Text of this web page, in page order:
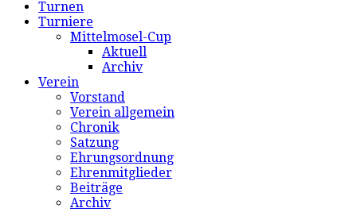
Turnen
Turniere
Mittelmosel-Cup
Aktuell
Archiv
Verein
Vorstand
Verein allgemein
Chronik
Satzung
Ehrungsordnung
Ehrenmitglieder
Beiträge
Archiv